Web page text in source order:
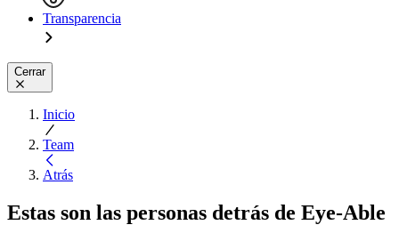
Transparencia
Cerrar
Inicio
Team
Atrás
Estas son las personas detrás de Eye-Able